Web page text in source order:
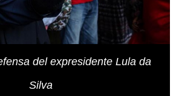
del expresidente Lula da
Silva